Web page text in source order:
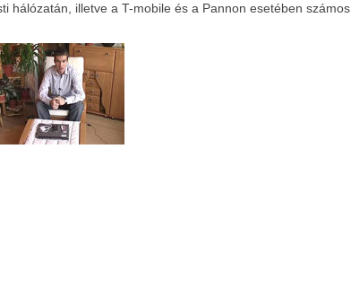
hálózatán, illetve a T-mobile és a Pannon esetében számos